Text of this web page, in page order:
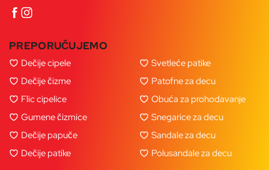
PREPORUČUJEMO
Dečije cipele
Dečije čizme
Flic cipelice
Gumene čizmice
Dečije papuče
Dečije patike
Svetleće patike
Patofne za decu
Obuća za prohodavanje
Snegarice za decu
Sandale za decu
Polusandale za decu